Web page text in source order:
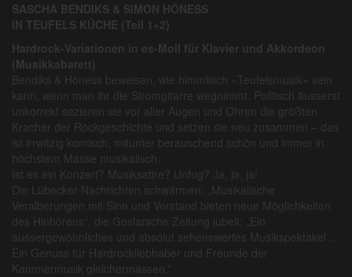
SASCHA BENDIKS & SIMON HÖNESS
IN TEUFELS KÜCHE (Teil 1+2)
Hardrock-Variationen in es-Moll für Klavier und Akkordeon
(Musikkabarett)
Bendiks & Höness beweisen, wie himmlisch «Teufelsmusik» sein
kann, wenn man ihr die Stromgitarre wegnimmt. Politisch äusserst
unkorrekt sezieren sie vor aller Augen und Ohren die größten
Kracher der Rockgeschichte und setzen sie neu zusammen – das
ist irrwitzig komisch, mitunter berauschend schön und immer in
höchstem Masse musikalisch.
Ist es ein Konzert? Musiksatire? Unfug? Ja, ja, ja!
Die Lübecker Nachrichten schwärmen: „Musikalische
Veralberungen mit Sinn und Verstand bieten neue Möglichkeiten
des Hinhörens“, die Goslarsche Zeitung jubelt: „Ein
aussergewöhnliches und absolut sehenswertes Musikspektakel …
Ein Genuss für Hardrockliebhaber und Freunde der
Kammermusik gleichermassen.”